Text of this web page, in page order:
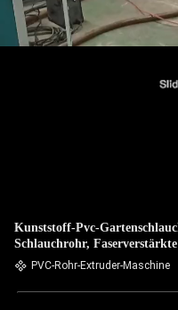
Kunststoff-Pvc-
Schlauchrohr,
Rohrextrudermaschine
PVC-Rohr-Extruder-Maschine